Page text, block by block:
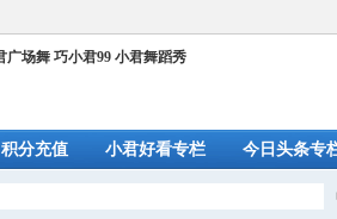
积分充值 小君好看专栏 今日头条专